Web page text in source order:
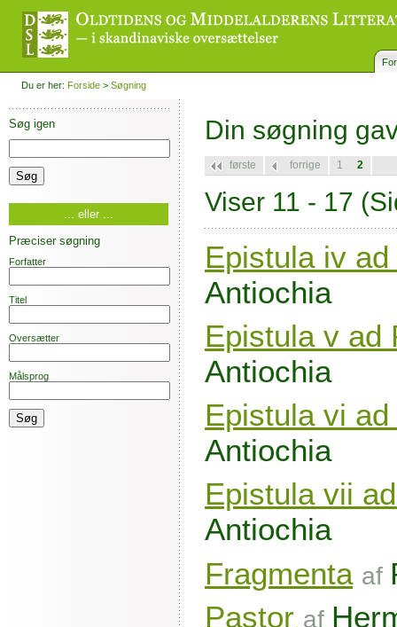
Du er her: Forside > Søgning
Søg igen
... eller ...
Præciser søgning
Forfatter
Titel
Oversætter
Målsprog
Din søgning
første forrige 1 2
Viser 11 - 17
Epistula iv
Antiochia
Epistula v ad
Antiochia
Epistula vi
Antiochia
Epistula vii
Antiochia
Fragmenta af
Pastor af